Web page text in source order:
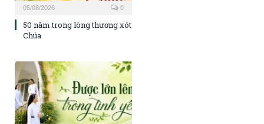
05/08/2026 0
50 năm trong lòng thương xót
Chúa